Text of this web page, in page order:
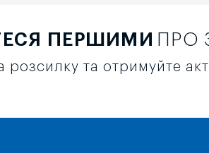
ПЕРШИМИ ПРО
розсилку та отримуйте